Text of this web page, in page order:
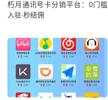
朽月通讯号卡分销平台：0门槛
入驻·秒结佣